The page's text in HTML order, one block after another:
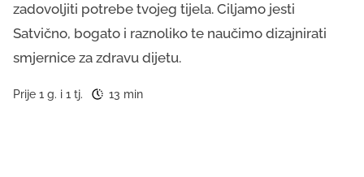
zadovoljiti potrebe tvojeg tijela. Ciljamo jesti
Satvično, bogato i raznoliko te naučimo dizajnirati
smjernice za zdravu dijetu.
Prije 1 g. i 1 tj. 13 min